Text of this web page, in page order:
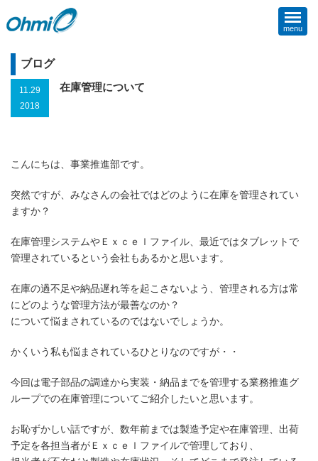
menu
ブログ
11.29
2018
在庫管理について
こんにちは、事業推進部です。
突然ですが、みなさんの会社ではどのように在庫を管理されてい
ますか？
在庫管理システムやＥｘｃｅｌファイル、最近ではタブレットで
管理されているという会社もあるかと思います。
在庫の過不足や納品遅れ等を起こさないよう、管理される方は常
にどのような管理方法が最善なのか？
について悩まされているのではないでしょうか。
かくいう私も悩まされているひとりなのですが・・
今回は電子部品の調達から実装・納品までを管理する業務推進グ
ループでの在庫管理についてご紹介したいと思います。
お恥ずかしい話ですが、数年前までは製造予定や在庫管理、出荷
予定を各担当者がＥｘｃｅｌファイルで管理しており、